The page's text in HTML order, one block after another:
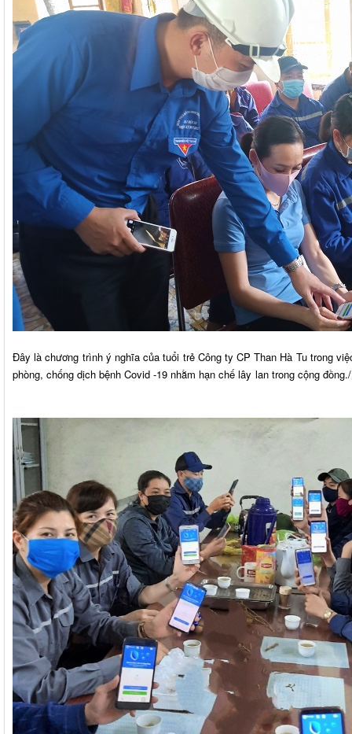
Đây là chương trình ý nghĩa của tuổi trẻ Công ty CP Than Hà Tu trong
phòng, chống dịch bệnh Covid -19 nhằm hạn